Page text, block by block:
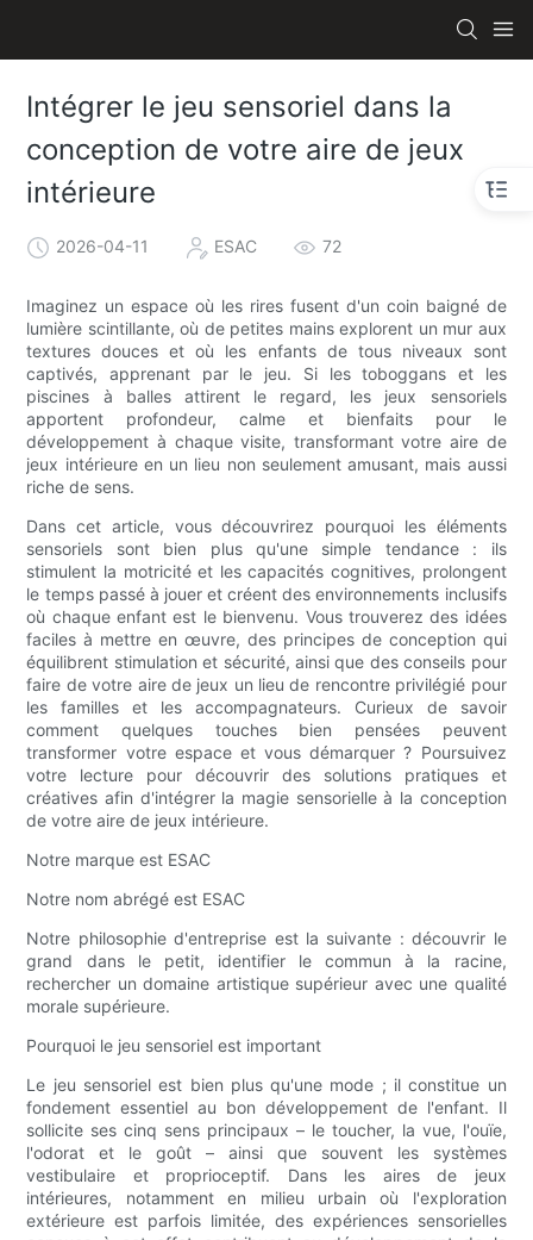
Intégrer le jeu sensoriel dans la
conception de votre aire de jeux
intérieure
2026-04-11 ESAC 72
Imaginez un espace où les rires fusent d'un coin baigné de
lumière scintillante, où de petites mains explorent un mur aux
textures douces et où les enfants de tous niveaux sont
captivés, apprenant par le jeu. Si les toboggans et les
piscines à balles attirent le regard, les jeux sensoriels
apportent profondeur, calme et bienfaits pour le
développement à chaque visite, transformant votre aire de
jeux intérieure en un lieu non seulement amusant, mais aussi
riche de sens.
Dans cet article, vous découvrirez pourquoi les éléments
sensoriels sont bien plus qu'une simple tendance : ils
stimulent la motricité et les capacités cognitives, prolongent
le temps passé à jouer et créent des environnements inclusifs
où chaque enfant est le bienvenu. Vous trouverez des idées
faciles à mettre en œuvre, des principes de conception qui
équilibrent stimulation et sécurité, ainsi que des conseils pour
faire de votre aire de jeux un lieu de rencontre privilégié pour
les familles et les accompagnateurs. Curieux de savoir
comment quelques touches bien pensées peuvent
transformer votre espace et vous démarquer ? Poursuivez
votre lecture pour découvrir des solutions pratiques et
créatives afin d'intégrer la magie sensorielle à la conception
de votre aire de jeux intérieure.
Notre marque est ESAC
Notre nom abrégé est ESAC
Notre philosophie d'entreprise est la suivante : découvrir le
grand dans le petit, identifier le commun à la racine,
rechercher un domaine artistique supérieur avec une qualité
morale supérieure.
Pourquoi le jeu sensoriel est important
Le jeu sensoriel est bien plus qu'une mode ; il constitue un
fondement essentiel au bon développement de l'enfant. Il
sollicite ses cinq sens principaux – le toucher, la vue, l'ouïe,
l'odorat et le goût – ainsi que souvent les systèmes
vestibulaire et proprioceptif. Dans les aires de jeux
intérieures, notamment en milieu urbain où l'exploration
extérieure est parfois limitée, des expériences sensorielles